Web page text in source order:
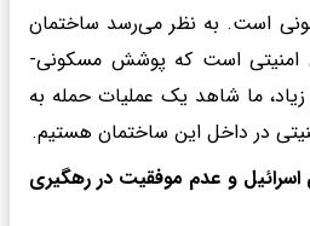
است. به نظر می‌رسد ساختمان
امنیتی است که پوشش مسکونی-
زیاد، ما شاهد یک عملیات حمله به
در داخل این ساختمان هستیم.
و عدم موفقیت در رهگیری